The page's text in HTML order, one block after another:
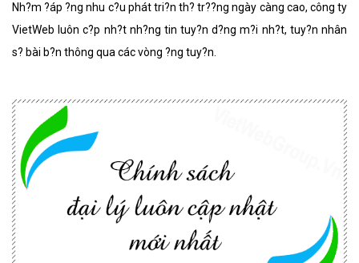
Nh?m ?áp ?ng nhu c?u phát tri?n th? tr??ng ngày càng cao, công ty
VietWeb luôn c?p nh?t nh?ng tin tuy?n d?ng m?i nh?t, tuy?n nhân
s? bài b?n thông qua các vòng ?ng tuy?n.